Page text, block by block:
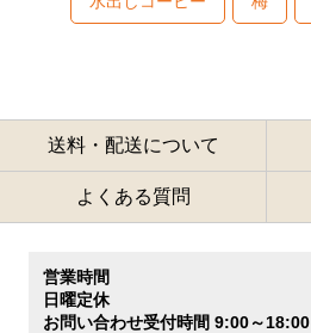
送料・配送について
よくある質問
営業時間
日曜定休
お問い合わせ受付時間 9:00～18:00